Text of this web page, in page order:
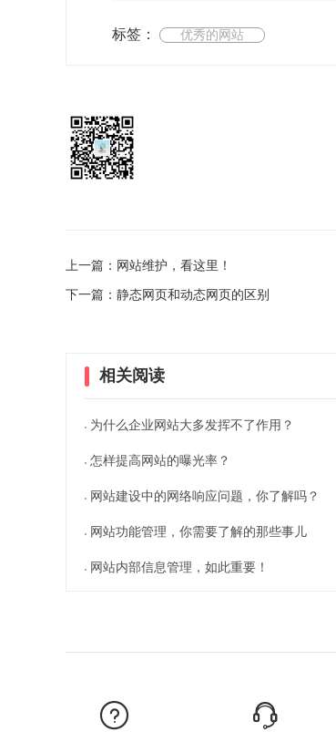
标签： 优秀的网站
上一篇：网站维护，看这里！
下一篇：静态网页和动态网页的区别
相关阅读
为什么企业网站大多发挥不了作用？
怎样提高网站的曝光率？
网站建设中的网络响应问题，你了解吗？
网站功能管理，你需要了解的那些事儿
网站内部信息管理，如此重要！